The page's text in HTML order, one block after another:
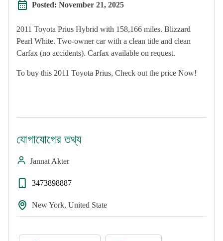
Posted: November 21, 2025
2011 Toyota Prius Hybrid with 158,166 miles. Blizzard
Pearl White. Two-owner car with a clean title and clean
Carfax (no accidents). Carfax available on request.
To buy this 2011 Toyota Prius, Check out the price Now!
যোগাযোগের তথ্য
Jannat Akter
3473898887
New York, United State